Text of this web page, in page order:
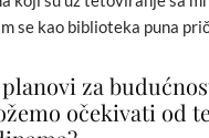
se kao biblioteka puna
za
očekivati od